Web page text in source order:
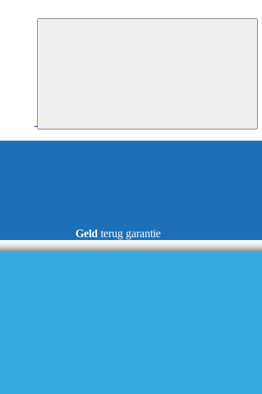
Geld terug garantie